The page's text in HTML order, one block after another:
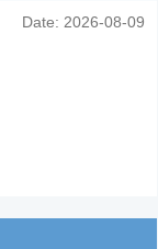
Date: 2026-08-09